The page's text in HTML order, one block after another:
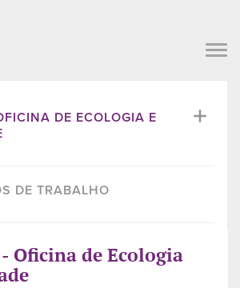
DE ECOLOGIA E
DE TRABALHO
- Oficina de Ecologia